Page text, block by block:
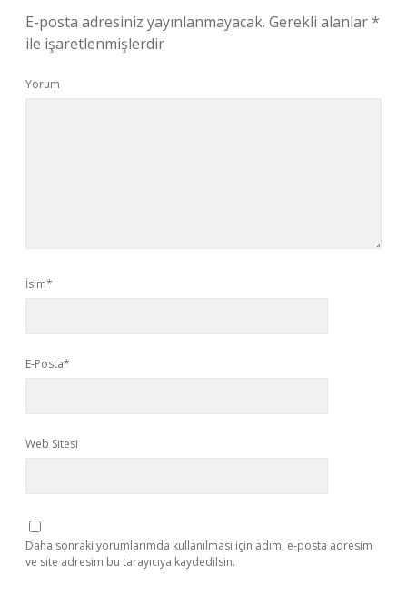
E-posta adresiniz yayınlanmayacak. Gerekli alanlar*
ile işaretlenmişlerdir
Yorum
İsim*
E-Posta*
Web Sitesi
Daha sonraki yorumlarımda kullanılması için adım, e-posta adresim
ve site adresim bu tarayıcıya kaydedilsin.